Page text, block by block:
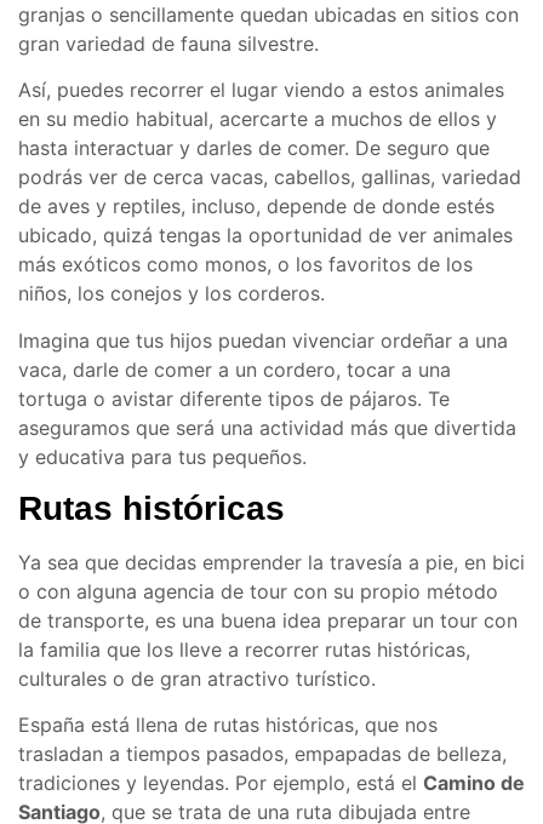
granjas o sencillamente quedan ubicadas en sitios con
gran variedad de fauna silvestre.
Así, puedes recorrer el lugar viendo a estos animales
en su medio habitual, acercarte a muchos de ellos y
hasta interactuar y darles de comer. De seguro que
podrás ver de cerca vacas, cabellos, gallinas, variedad
de aves y reptiles, incluso, depende de donde estés
ubicado, quizá tengas la oportunidad de ver animales
más exóticos como monos, o los favoritos de los
niños, los conejos y los corderos.
Imagina que tus hijos puedan vivenciar ordeñar a una
vaca, darle de comer a un cordero, tocar a una
tortuga o avistar diferente tipos de pájaros. Te
aseguramos que será una actividad más que divertida
y educativa para tus pequeños.
Rutas históricas
Ya sea que decidas emprender la travesía a pie, en bici
o con alguna agencia de tour con su propio método
de transporte, es una buena idea preparar un tour con
la familia que los lleve a recorrer rutas históricas,
culturales o de gran atractivo turístico.
España está llena de rutas históricas, que nos
trasladan a tiempos pasados, empapadas de belleza,
tradiciones y leyendas. Por ejemplo, está el Camino de
Santiago, que se trata de una ruta dibujada entre